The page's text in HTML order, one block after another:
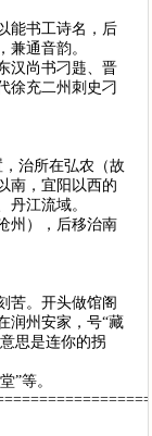
能书工诗名，后
兼通音韵。
汉尚书刁韪、晋
徐充二州刺史刁
治所在弘农（故
南，宜阳以西的
丹江流域。
州），后移治南
苦。开头做馆阁
润州安家，号“藏
思是连你的拐
”等。